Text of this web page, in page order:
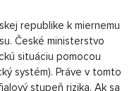
republike k miernemu
České ministerstvo
situáciu pomocou
systém). Práve v tomto
stupeň rizika. Ak sa